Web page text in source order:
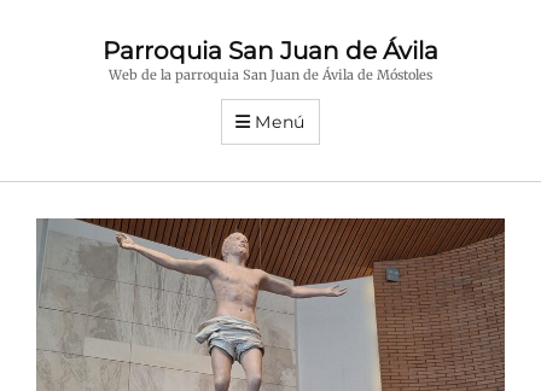
Parroquia San Juan de Ávila
Web de la parroquia San Juan de Ávila de Móstoles
Menú